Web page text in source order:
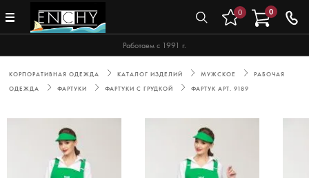
Работаем с 1991 г.
0 0
КОРПОРАТИВНАЯ ОДЕЖДА КАТАЛОГ ИЗДЕЛИЙ МУЖСКОЕ
РАБОЧАЯ
ОДЕЖДА
ФАРТУКИ ФАРТУКИ С ГРУДКОЙ ФАРТУК АРТ. 9189